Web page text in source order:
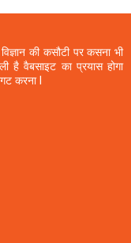
की कसौटी पर कसना भी
है वैबसाइट का प्रयास होगा
करना l